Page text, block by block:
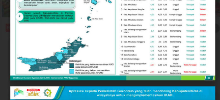
dua buah pipa karbon, tiga mata borjet hammer, serta
satu buah mangkuk plastik warna biru.
Selain menyegel lubang tambang dan mengamankan
barang bukti material serta alat pengolahan, petugas
turut menempelkan surat imbauan tertulis di sekitar
area penambangan agar tidak ada lagi aktivitas ilegal
yang berlangsung.